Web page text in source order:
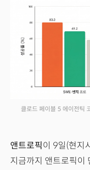
클로드 페이블 5 에이전틱
앤트로픽이 9일(현지
지금까지 앤트로픽이